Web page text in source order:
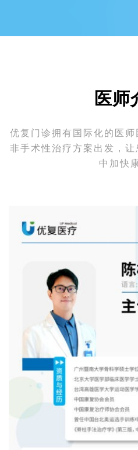
医师
优复⻔诊拥有国际化的医
⾮⼿术性治疗⽅案出发，
中加快